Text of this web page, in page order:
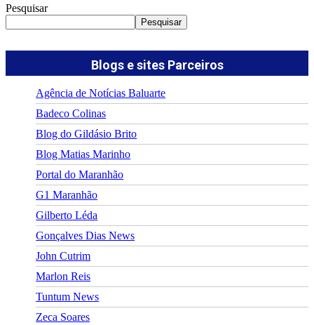
Pesquisar
Pesquisar
Blogs e sites Parceiros
Agência de Notícias Baluarte
Badeco Colinas
Blog do Gildásio Brito
Blog Matias Marinho
Portal do Maranhão
G1 Maranhão
Gilberto Léda
Gonçalves Dias News
John Cutrim
Marlon Reis
Tuntum News
Zeca Soares